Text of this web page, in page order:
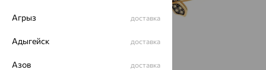
Агрыз доставка
Адыгейск доставка
Азов доставка